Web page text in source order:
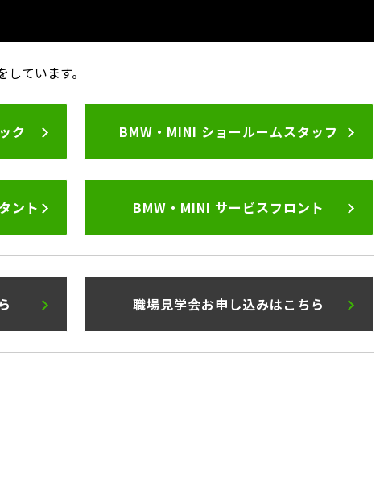
ています。
ク BMW・MINI ショールームスタッフ
ント BMW・MINI サービスフロント
職場見学会お申し込みはこちら